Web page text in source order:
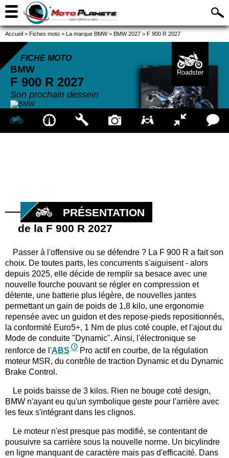
Accueil > Fiches moto > La marque BMW > BMW 2027 > F 900 R 2027
FICHE MOTO
BMW
F 900 R 2027
Son prochain dessein
Roadster
PRÉSENTATION
de la F 900 R 2027
Passer à l'offensive ou se défendre ? La F 900 R a fait son
choix. De toutes parts, les concurrents s'aiguisent - alors
depuis 2025, elle décide de remplir sa besace avec une
nouvelle fourche pouvant se régler en compression et
détente, une batterie plus légère, de nouvelles jantes
permettant un gain de poids de 1,8 kilo, une ergonomie
repensée avec un guidon et des repose-pieds repositionnés,
la conformité Euro5+, 1 Nm de plus coté couple, et l'ajout du
Mode de conduite "Dynamic". Ainsi, l'électronique se
renforce de l'ABS
Pro actif en courbe, de la régulation
moteur MSR, du contrôle de traction Dynamic et du Dynamic
Brake Control.
Le poids baisse de 3 kilos. Rien ne bouge coté design,
BMW n'ayant eu qu'un symbolique geste pour l'arrière avec
les feux s'intégrant dans les clignos.
Le moteur n'est presque pas modifié, se contentant de
pousuivre sa carrière sous la nouvelle norme. Un bicylindre
en ligne manquant de caractère mais pas d'efficacité. Dans